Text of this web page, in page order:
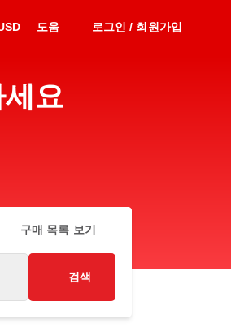
도움 로그인 / 회원가입
요
구매 목록 보기
검색